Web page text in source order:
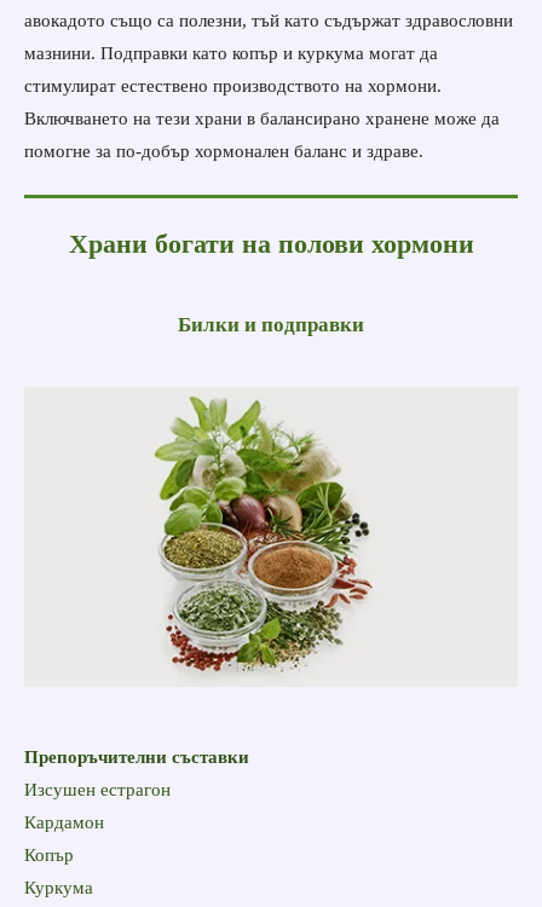
авокадото също са полезни, тъй като съдържат здравословни
мазнини. Подправки като копър и куркума могат да
стимулират естествено производството на хормони.
Включването на тези храни в балансирано хранене може да
помогне за по-добър хормонален баланс и здраве.
Храни богати на полови хормони
Билки и подправки
Препоръчителни съставки
Изсушен естрагон
Кардамон
Копър
Куркума